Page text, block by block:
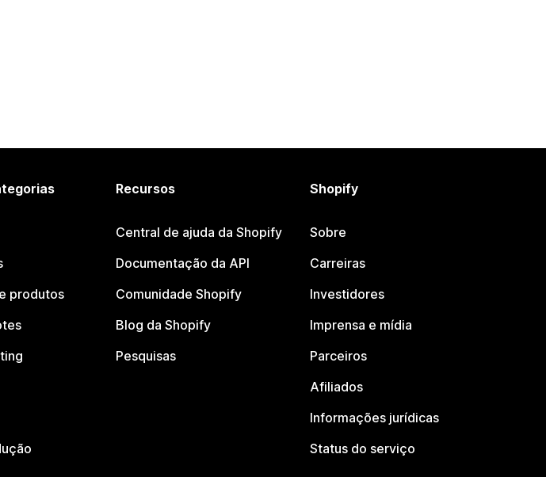
produtos
Recursos
Central de ajuda da Shopify
Documentação da API
Comunidade Shopify
Blog da Shopify
Pesquisas
Shopify
Sobre
Carreiras
Investidores
Imprensa e mídia
Parceiros
Afiliados
Informações jurídicas
Status do serviço